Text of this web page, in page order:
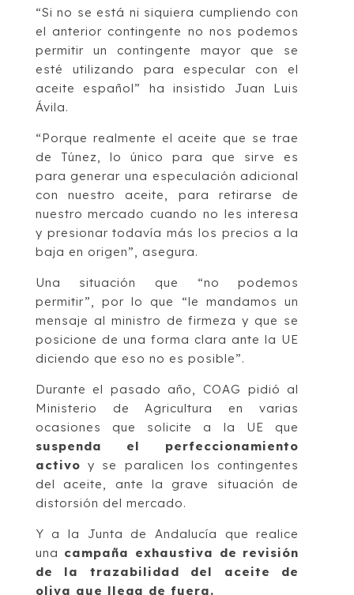
“Si no se está ni siquiera cumpliendo con
el anterior contingente no nos podemos
permitir un contingente mayor que se
esté utilizando para especular con el
aceite español” ha insistido Juan Luis
Ávila.
“Porque realmente el aceite que se trae
de Túnez, lo único para que sirve es
para generar una especulación adicional
con nuestro aceite, para retirarse de
nuestro mercado cuando no les interesa
y presionar todavía más los precios a la
baja en origen”, asegura.
Una situación que “no podemos
permitir”, por lo que “le mandamos un
mensaje al ministro de firmeza y que se
posicione de una forma clara ante la UE
diciendo que eso no es posible”.
Durante el pasado año, COAG pidió al
Ministerio de Agricultura en varias
ocasiones que solicite a la UE que
suspenda el perfeccionamiento
activo y se paralicen los contingentes
del aceite, ante la grave situación de
distorsión del mercado.
Y a la Junta de Andalucía que realice
una campaña exhaustiva de revisión
de la trazabilidad del aceite de
oliva que llega de fuera.